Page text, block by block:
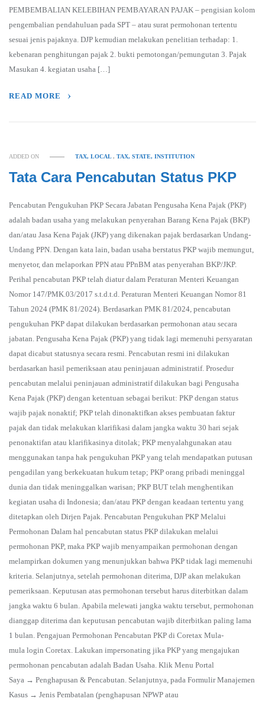
PEMBEMBALIAN KELEBIHAN PEMBAYARAN PAJAK – pengisian kolom
pengembalian pendahuluan pada SPT – atau surat permohonan tertentu
sesuai jenis pajaknya. DJP kemudian melakukan penelitian terhadap: 1.
kebenaran penghitungan pajak 2. bukti pemotongan/pemungutan 3. Pajak
Masukan 4. kegiatan usaha […]
READ MORE
ADDED ON TAX, LOCAL,TAX, STATE, INSTITUTION
Tata Cara Pencabutan Status PKP
Pencabutan Pengukuhan PKP Secara Jabatan Pengusaha Kena Pajak (PKP)
adalah badan usaha yang melakukan penyerahan Barang Kena Pajak (BKP)
dan/atau Jasa Kena Pajak (JKP) yang dikenakan pajak berdasarkan Undang-
Undang PPN. Dengan kata lain, badan usaha berstatus PKP wajib memungut,
menyetor, dan melaporkan PPN atau PPnBM atas penyerahan BKP/JKP.
Perihal pencabutan PKP telah diatur dalam Peraturan Menteri Keuangan
Nomor 147/PMK.03/2017 s.t.d.t.d. Peraturan Menteri Keuangan Nomor 81
Tahun 2024 (PMK 81/2024). Berdasarkan PMK 81/2024, pencabutan
pengukuhan PKP dapat dilakukan berdasarkan permohonan atau secara
jabatan. Pengusaha Kena Pajak (PKP) yang tidak lagi memenuhi persyaratan
dapat dicabut statusnya secara resmi. Pencabutan resmi ini dilakukan
berdasarkan hasil pemeriksaan atau peninjauan administratif. Prosedur
pencabutan melalui peninjauan administratif dilakukan bagi Pengusaha
Kena Pajak (PKP) dengan ketentuan sebagai berikut: PKP dengan status
wajib pajak nonaktif; PKP telah dinonaktifkan akses pembuatan faktur
pajak dan tidak melakukan klarifikasi dalam jangka waktu 30 hari sejak
penonaktifan atau klarifikasinya ditolak; PKP menyalahgunakan atau
menggunakan tanpa hak pengukuhan PKP yang telah mendapatkan putusan
pengadilan yang berkekuatan hukum tetap; PKP orang pribadi meninggal
dunia dan tidak meninggalkan warisan; PKP BUT telah menghentikan
kegiatan usaha di Indonesia; dan/atau PKP dengan keadaan tertentu yang
ditetapkan oleh Dirjen Pajak. Pencabutan Pengukuhan PKP Melalui
Permohonan Dalam hal pencabutan status PKP dilakukan melalui
permohonan PKP, maka PKP wajib menyampaikan permohonan dengan
melampirkan dokumen yang menunjukkan bahwa PKP tidak lagi memenuhi
kriteria. Selanjutnya, setelah permohonan diterima, DJP akan melakukan
pemeriksaan. Keputusan atas permohonan tersebut harus diterbitkan dalam
jangka waktu 6 bulan. Apabila melewati jangka waktu tersebut, permohonan
dianggap diterima dan keputusan pencabutan wajib diterbitkan paling lama
1 bulan. Pengajuan Permohonan Pencabutan PKP di Coretax Mula-
mula login Coretax. Lakukan impersonating jika PKP yang mengajukan
permohonan pencabutan adalah Badan Usaha. Klik Menu Portal
Saya → Penghapusan & Pencabutan. Selanjutnya, pada Formulir Manajemen
Kasus → Jenis Pembatalan (penghapusan NPWP atau